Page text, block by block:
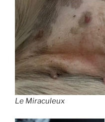
Le Miraculeux